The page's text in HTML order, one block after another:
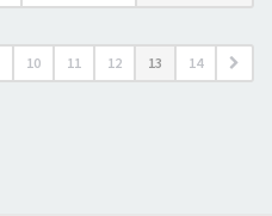
10 11 12 13 14